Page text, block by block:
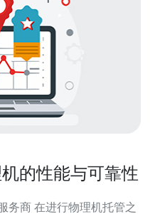
的性能与可靠性
机托管之